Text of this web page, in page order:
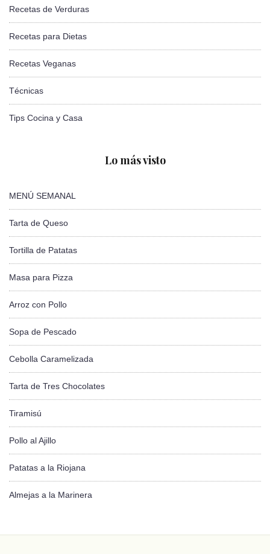
Recetas de Verduras
Recetas para Dietas
Recetas Veganas
Técnicas
Tips Cocina y Casa
Lo más visto
MENÚ SEMANAL
Tarta de Queso
Tortilla de Patatas
Masa para Pizza
Arroz con Pollo
Sopa de Pescado
Cebolla Caramelizada
Tarta de Tres Chocolates
Tiramisú
Pollo al Ajillo
Patatas a la Riojana
Almejas a la Marinera